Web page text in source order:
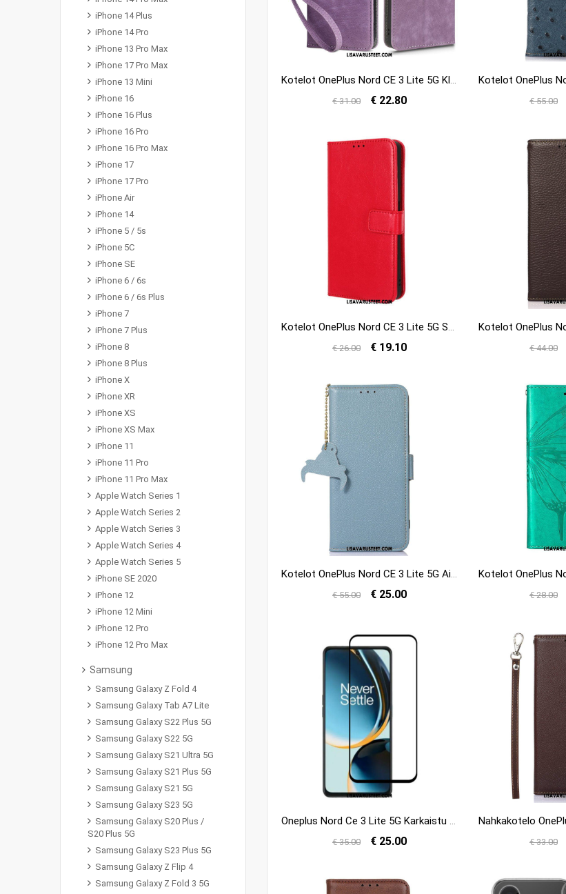
iPhone 14 Plus
iPhone 14 Pro
iPhone 13 Pro Max
iPhone 17 Pro Max
iPhone 13 Mini
iPhone 16
iPhone 16 Plus
iPhone 16 Pro
iPhone 16 Pro Max
iPhone 17
iPhone 17 Pro
iPhone Air
iPhone 14
iPhone 5 / 5s
iPhone 5C
iPhone SE
iPhone 6 / 6s
iPhone 6 / 6s Plus
iPhone 7
iPhone 7 Plus
iPhone 8
iPhone 8 Plus
iPhone X
iPhone XR
iPhone XS
iPhone XS Max
iPhone 11
iPhone 11 Pro
iPhone 11 Pro Max
Apple Watch Series 1
Apple Watch Series 2
Apple Watch Series 3
Apple Watch Series 4
Apple Watch Series 5
iPhone SE 2020
iPhone 12
iPhone 12 Mini
iPhone 12 Pro
iPhone 12 Pro Max
Samsung
Samsung Galaxy Z Fold 4
Samsung Galaxy Tab A7 Lite
Samsung Galaxy S22 Plus 5G
Samsung Galaxy S22 5G
Samsung Galaxy S21 Ultra 5G
Samsung Galaxy S21 Plus 5G
Samsung Galaxy S21 5G
Samsung Galaxy S23 5G
Samsung Galaxy S20 Plus /
S20 Plus 5G
Samsung Galaxy S23 Plus 5G
Samsung Galaxy Z Flip 4
Samsung Galaxy Z Fold 3 5G
€ 31.00 € 22.80 € 55.00
€ 26.00 € 19.10 € 44.00
€ 55.00 € 25.00 € 28.00
€ 35.00 € 25.00 € 33.00